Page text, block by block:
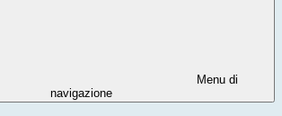
Menu di
navigazione